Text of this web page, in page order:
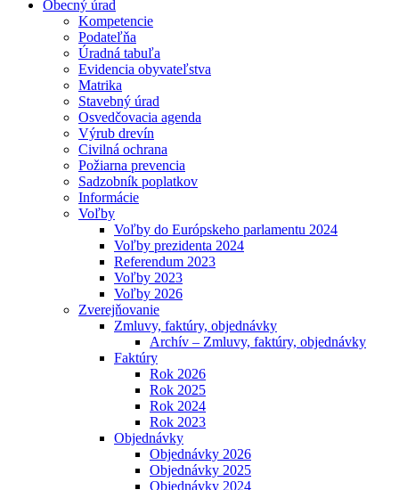
Obecný úrad
Kompetencie
Podateľňa
Úradná tabuľa
Evidencia obyvateľstva
Matrika
Stavebný úrad
Osvedčovacia agenda
Výrub drevín
Civilná ochrana
Požiarna prevencia
Sadzobník poplatkov
Informácie
Voľby
Voľby do Európskeho parlamentu 2024
Voľby prezidenta 2024
Referendum 2023
Voľby 2023
Voľby 2026
Zverejňovanie
Zmluvy, faktúry, objednávky
Archív – Zmluvy, faktúry, objednávky
Faktúry
Rok 2026
Rok 2025
Rok 2024
Rok 2023
Objednávky
Objednávky 2026
Objednávky 2025
Objednávky 2024